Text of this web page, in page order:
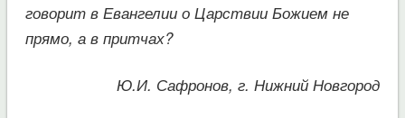
говорит в Евангелии о Царствии Божием не
прямо, а в притчах?
Ю.И. Сафронов, г. Нижний Новгород